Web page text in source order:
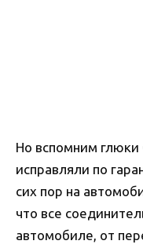
Но вспомним
исправляли по
сих пор на
что все
автомобиле, от